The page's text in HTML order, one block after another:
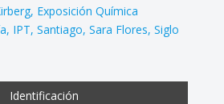
Exposición Química
IPT Santiago Sara Flores Siglo
Identificación